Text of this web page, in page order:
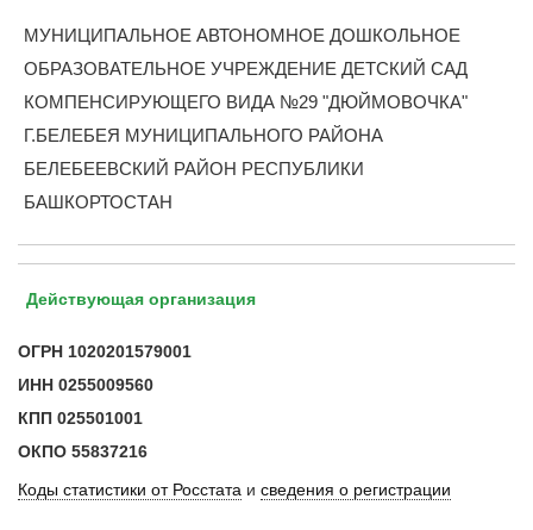
МУНИЦИПАЛЬНОЕ АВТОНОМНОЕ ДОШКОЛЬНОЕ
ОБРАЗОВАТЕЛЬНОЕ УЧРЕЖДЕНИЕ ДЕТСКИЙ САД
КОМПЕНСИРУЮЩЕГО ВИДА №29 "ДЮЙМОВОЧКА"
Г.БЕЛЕБЕЯ МУНИЦИПАЛЬНОГО РАЙОНА
БЕЛЕБЕЕВСКИЙ РАЙОН РЕСПУБЛИКИ
БАШКОРТОСТАН
Действующая организация
ОГРН 1020201579001
ИНН 0255009560
КПП 025501001
ОКПО 55837216
Коды статистики от Росстата и сведения о регистрации